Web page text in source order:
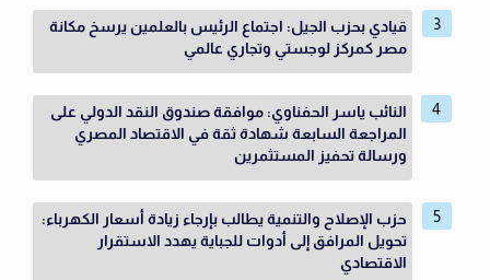
قيادي بحزب الجيل: اجتماع الرئيس بالعلمين يرسخ مكانة
مصر كمركز لوجستي وتجاري عالمي
النائب ياسر الحفناوي: موافقة صندوق النقد الدولي على
المراجعة السابعة شهادة ثقة في الاقتصاد المصري
ورسالة تحفيز المستثمرين
حزب الإصلاح والتنمية يطالب بإرجاء زيادة أسعار الكهرباء:
تحويل المرافق إلى أدوات للجباية يهدد الاستقرار
الاقتصادي